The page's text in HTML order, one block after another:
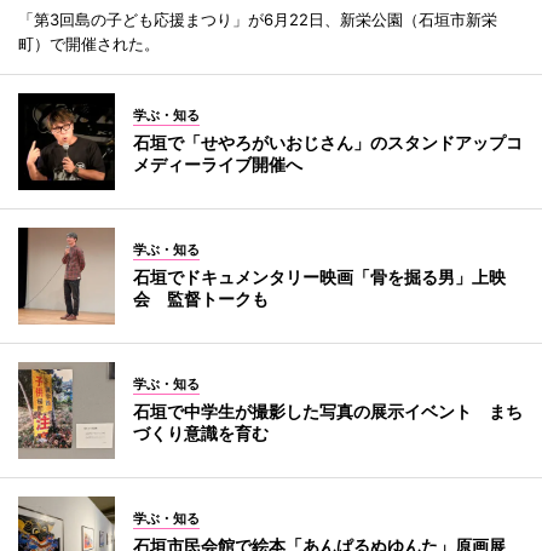
「第3回島の子ども応援まつり」が6月22日、新栄公園（石垣市新栄
町）で開催された。
学ぶ・知る
石垣で「せやろがいおじさん」のスタンドアップコ
メディーライブ開催へ
学ぶ・知る
石垣でドキュメンタリー映画「骨を掘る男」上映
会 監督トークも
学ぶ・知る
石垣で中学生が撮影した写真の展示イベント まち
づくり意識を育む
学ぶ・知る
石垣市民会館で絵本「あんぱるぬゆんた」原画展